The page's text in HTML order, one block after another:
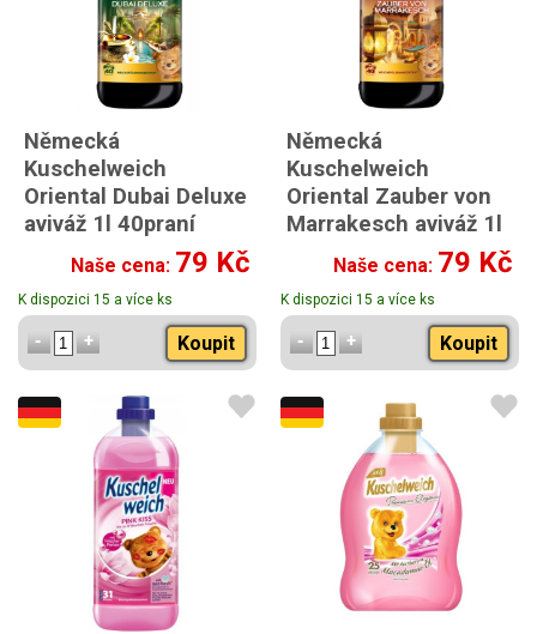
Německá
Kuschelweich
Oriental Dubai Deluxe
aviváž 1l 40praní
Naše cena: 79 Kč
K dispozici 15 a více ks
Koupit
Německá
Kuschelweich
Oriental Zauber von
Marrakesch aviváž 1l
40praní
Naše cena: 79 Kč
K dispozici 15 a více ks
Koupit